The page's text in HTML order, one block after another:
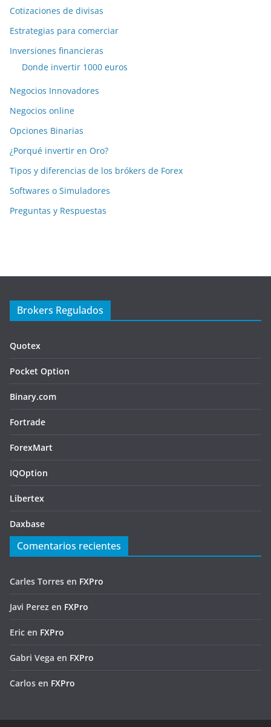
Cotizaciones de divisas
Estrategias para comerciar
Inversiones financieras
Donde invertir 1000 euros
Negocios Innovadores
Negocios online
Opciones Binarias
¿Porqué invertir en Oro?
Tipos y diferencias de los brókers de Forex
Softwares o Simuladores
Preguntas y Respuestas
Brokers Regulados
Quotex
Pocket Option
Binary.com
Fortrade
ForexMart
IQOption
Libertex
Daxbase
Comentarios recientes
Carles Torres en FXPro
Javi Perez en FXPro
Eric en FXPro
Gabri Vega en FXPro
Carlos en FXPro